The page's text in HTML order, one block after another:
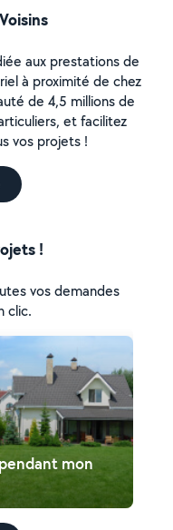
aux prestations de
à proximité de chez
de 4,5 millions de
et facilitez
vos projets !
!
vos demandes
clic.
mon